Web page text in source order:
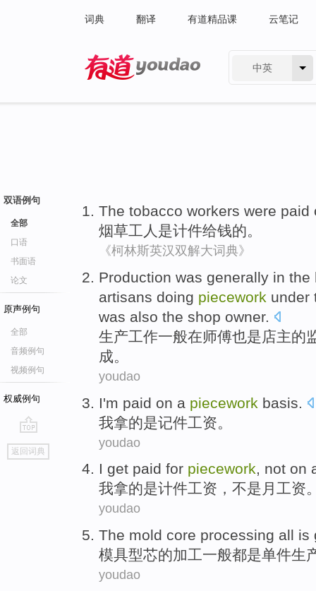
词典 翻译 有道精品课 云笔记
中英
双语例句
全部
口语
书面语
论文
原声例句
全部
音频例句
视频例句
权威例句
go
top
返回词典
The tobacco workers were paid
烟草工人 是计件给钱的。
《柯林斯英汉双解大词典》
Production was generally in the
artisans doing piecework under
was also the shop owner.
生产工作一般在师傅也是店主的
成。
youdao
I'm paid on a piecework basis.
我拿的是记件工资。
youdao
I get paid for piecework, not on
我拿的是计件工资 ， 不是 月工资
youdao
The mold core processing all is
模具型芯的加工一般都是单件生
youdao